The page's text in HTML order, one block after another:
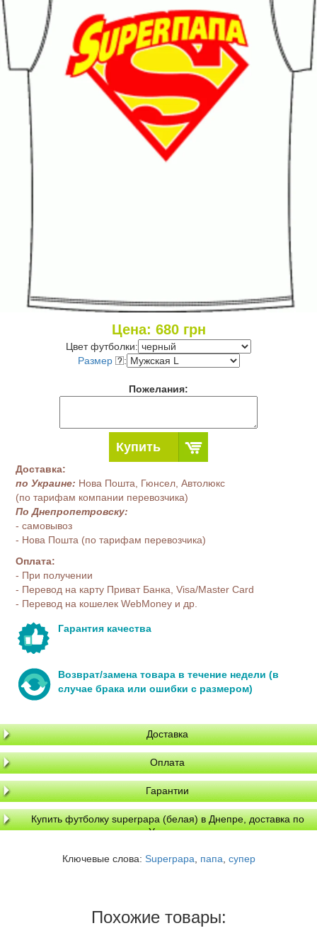
Цена: 680грн
Цвет футболки:
Размер
:
Пожелания:
Купить
Доставка:
по Украине: Нова Пошта, Гюнсел, Автолюкс
(по тарифам компании перевозчика)
По Днепропетровску:
- самовывоз
- Нова Пошта (по тарифам перевозчика)
Оплата:
- При получении
- Перевод на карту Приват Банка, Visa/Master Card
- Перевод на кошелек WebMoney и др.
Гарантия качества
Возврат/замена товара в течение недели (в
случае брака или ошибки с размером)
Доставка
Оплата
Гарантии
Купить футболку superpapa (белая) в Днепре, доставка по
Украине
Ключевые слова: Superpapa, папа, супер
Похожие товары: